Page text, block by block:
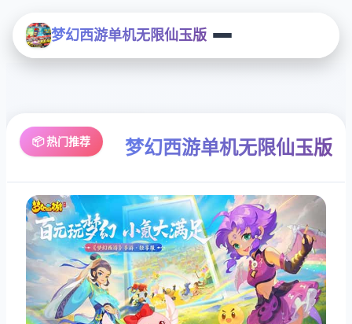
梦幻西游单机无限仙玉版
📦 热门推荐 梦幻西游单机无限仙玉版